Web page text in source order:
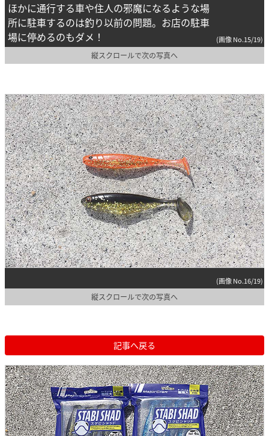
ほかに通行する車や住人の邪魔になるような場
所に駐車するのは釣り以前の問題。お店の駐車
場に停めるのもダメ！
(画像 No.15/19)
縦スクロールで次の写真へ
(画像 No.16/19)
縦スクロールで次の写真へ
記事へ戻る